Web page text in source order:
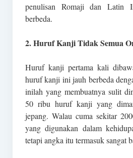
penulisan Romaji dan Latin
berbeda.
2. Huruf Kanji Tidak Semua
Huruf kanji pertama kali
huruf kanji ini jauh berbeda
inilah yang membuatnya sulit
50 ribu huruf kanji yang
jepang. Walau cuma sekitar
yang digunakan dalam
tetapi angka itu termasuk sangat